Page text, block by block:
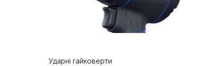
Ударні гайковерти